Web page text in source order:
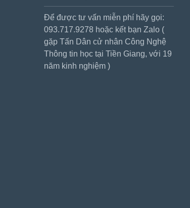
Để được tư vấn miễn phí hãy gọi:
093.717.9278 hoặc kết bạn Zalo (
gặp Tấn Dân cử nhân Công Nghệ
Thông tin học tại Tiền Giang, với 19
năm kinh nghiệm )